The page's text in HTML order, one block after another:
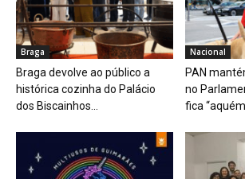
Braga
Braga devolve ao público a
histórica cozinha do Palácio
dos Biscainhos...
Nacional
PAN
no
fica